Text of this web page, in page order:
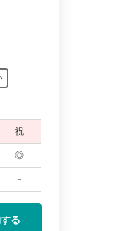
祝
◎
-
る